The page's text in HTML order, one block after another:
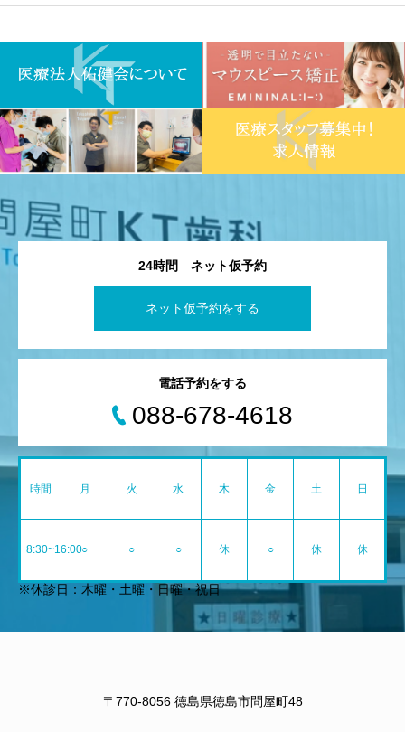
24時間 ネット仮予約
ネット仮予約をする
電話予約をする
088-678-4618
時間 月 火 水 木 金 土 日
8:30~16:00○ ○ ○ 休 ○ 休 休
※休診日：木曜・土曜・日曜・祝日
〒770-8056 徳島県徳島市問屋町48